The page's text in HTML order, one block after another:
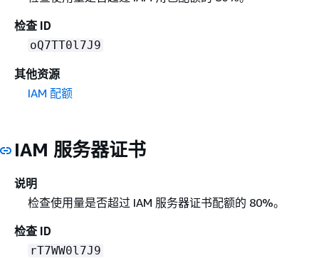
检查 ID
oQ7TT0l7J9
其他资源
IAM 配额
IAM 服务器证书
说明
检查使用量是否超过 IAM 服务器证书配额的 80%。
检查 ID
rT7WW0l7J9